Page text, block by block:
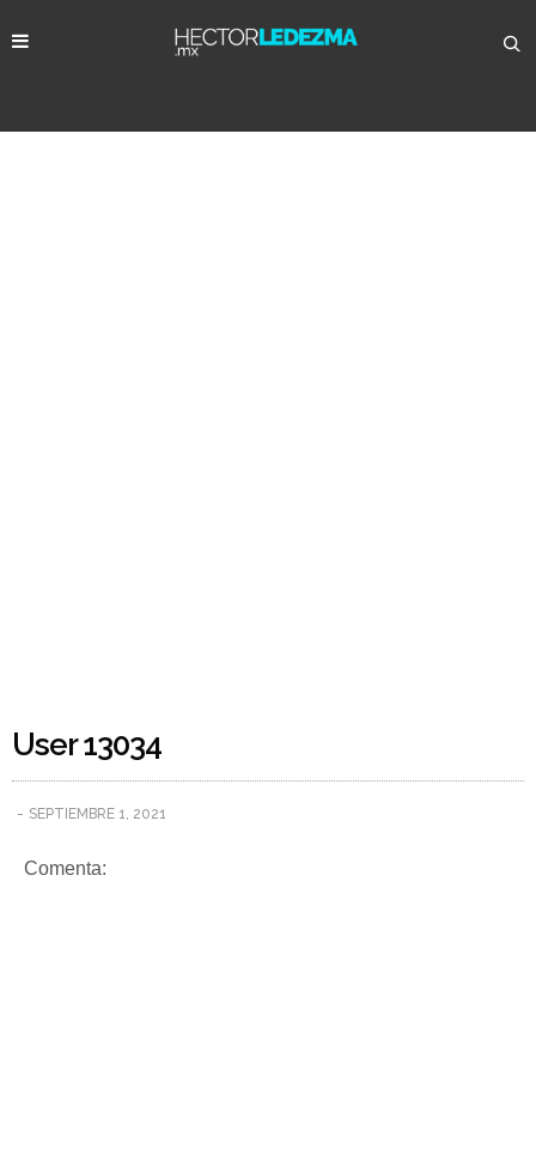
User 13034
SEPTIEMBRE 1, 2021
Comenta: